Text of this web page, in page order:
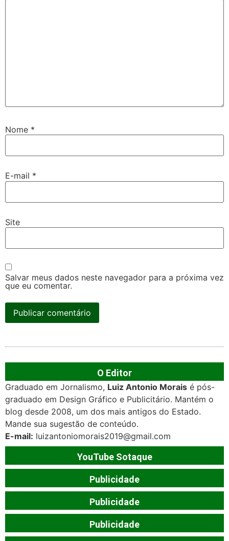
Nome *
E-mail *
Site
Salvar meus dados neste navegador para a próxima vez
que eu comentar.
O Editor
Graduado em Jornalismo, Luiz Antonio Morais é pós-
graduado em Design Gráfico e Publicitário. Mantém o
blog desde 2008, um dos mais antigos do Estado.
Mande sua sugestão de conteúdo.
E-mail: luizantoniomorais2019@gmail.com
YouTube Sotaque
Publicidade
Publicidade
Publicidade